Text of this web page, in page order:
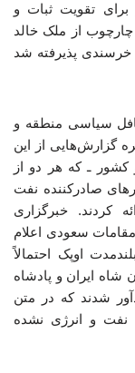
تقویت ثبات و
از ملک خالد
خرسندی پذیرفته شد
سیاسی منطقه و
گزارش‌هایی از این
کشور ـ که هر دو از
صادرکننده نفت
کردند. خبرگزاری
سعودی اعلام
اوپک احتمالاً
ایران و پادشاه
شدند که در متن
نفت و انرژی نشده